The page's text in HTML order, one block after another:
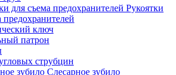
Рукоятки
предохранителей
ключ
патрон
струбцин
Слесарное зубило